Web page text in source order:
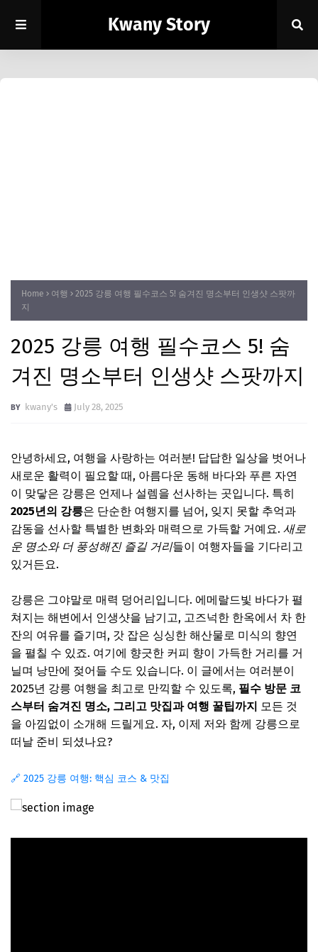
Kwany Story
Home 여행
2025 강릉 여행 필수코스 5! 숨겨진 명소부터 인생샷 스팟까
지
2025 강릉 여행 필수코스 5! 숨
겨진 명소부터 인생샷 스팟까지
kwany's July 28, 2025
안녕하세요, 여행을 사랑하는 여러분! 답답한 일상을 벗어나
새로운 활력이 필요할 때, 아름다운 동해 바다와 푸른 자연
이 맞닿은 강릉은 언제나 설렘을 선사하는 곳입니다. 특히
2025년의 강릉은 단순한 여행지를 넘어, 잊지 못할 추억과
감동을 선사할 특별한 변화와 매력으로 가득할 거예요. 새로
운 명소와 더 풍성해진 즐길 거리들이 여행자들을 기다리고
있거든요.
강릉은 그야말로 매력 덩어리입니다. 에메랄드빛 바다가 펼
쳐지는 해변에서 인생샷을 남기고, 고즈넉한 한옥에서 차 한
잔의 여유를 즐기며, 갓 잡은 싱싱한 해산물로 미식의 향연
을 펼칠 수 있죠. 여기에 향긋한 커피 향이 가득한 거리를 거
닐며 낭만에 젖어들 수도 있습니다. 이 글에서는 여러분이
2025년 강릉 여행을 최고로 만끽할 수 있도록, 필수 방문 코
스부터 숨겨진 명소, 그리고 맛집과 여행 꿀팁까지 모든 것
을 아낌없이 소개해 드릴게요. 자, 이제 저와 함께 강릉으로
떠날 준비 되셨나요?
🔗 2025 강릉 여행: 핵심 코스 & 맛집